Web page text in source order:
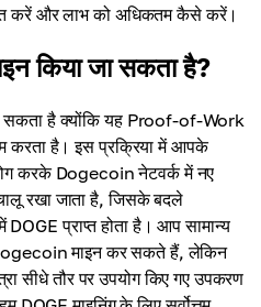
करें और लाभ को अधिकतम कैसे करें।
किया जा सकता है?
सकता है क्योंकि यह Proof-of-Work
करता है। इस प्रक्रिया में आपके
करके Dogecoin नेटवर्क में नए
रखा जाता है, जिसके बदले
DOGE प्राप्त होता है। आप सामान्य
माइन कर सकते हैं, लेकिन
सीधे तौर पर उपयोग किए गए उपकरण